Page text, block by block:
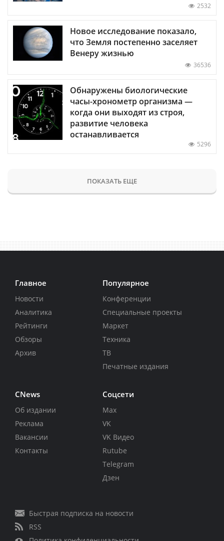
2532
Новое исследование показало,
что Земля постепенно заселяет
Венеру жизнью
36536
Обнаружены биологические
часы-хронометр организма —
когда они выходят из строя,
развитие человека
останавливается
5296
ПОКАЗАТЬ ЕЩЕ
Главное
Новости
Аналитика
Рейтинги
Обзоры
Архив
Популярное
Конференции
Специальные проекты
Маркет
Техника
ТВ
Печатные издания
CNews
Об издании
Реклама
Вакансии
Контакты
Соцсети
Max
VK
VK Видео
Rutube
Telegram
Дзен
Быстрая подписка на новости
RSS